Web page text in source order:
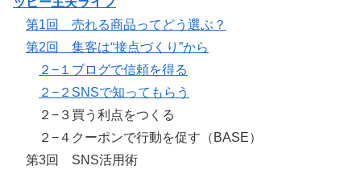
第1回 売れる商品ってどう選ぶ？
第2回 集客は“接点づくり”から
２−１ブログで信頼を得る
２−２SNSで知ってもらう
２−３買う利点をつくる
２−４クーポンで行動を促す（BASE）
第3回 SNS活用術